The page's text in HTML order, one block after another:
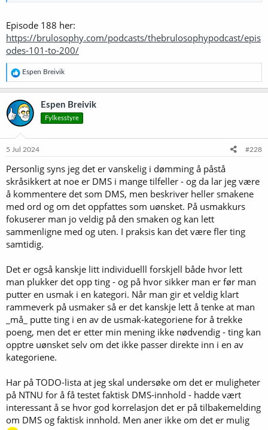
Episode 188 her:
https://brulosophy.com/podcasts/thebrulosophypodcast/epis
odes-101-to-200/
R
e
a
k
s
j
o
e
:
Espen Breivik
Espen Breivik
Fylkesstyre
5 Jul 2024 #228
Personlig syns jeg det er vanskelig i dømming å påstå
skråsikkert at noe er DMS i mange tilfeller - og da lar jeg være
å kommentere det som DMS, men beskriver heller smakene
med ord og om det oppfattes som uønsket. På usmakkurs
fokuserer man jo veldig på den smaken og kan lett
sammenligne med og uten. I praksis kan det være fler ting
samtidig.
Det er også kanskje litt individuelll forskjell både hvor lett
man plukker det opp ting - og på hvor sikker man er før man
putter en usmak i en kategori. Når man gir et veldig klart
rammeverk på usmaker så er det kanskje lett å tenke at man
_må_ putte ting i en av de usmak-kategoriene for å trekke
poeng, men det er etter min mening ikke nødvendig - ting kan
opptre uønsket selv om det ikke passer direkte inn i en av
kategoriene.
Har på TODO-lista at jeg skal undersøke om det er muligheter
på NTNU for å få testet faktisk DMS-innhold - hadde vært
interessant å se hvor god korrelasjon det er på tilbakemelding
om DMS og faktisk innhold. Men aner ikke om det er mulig